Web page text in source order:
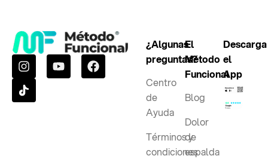
¿Algunas
preguntas?
Centro
de
Ayuda
Términos y
condiciones
El
Método
Funcional
Blog
Dolor
de
espalda
Descarga
el
App